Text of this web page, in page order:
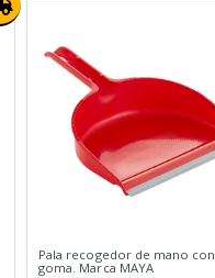
Pala recogedor de mano con
goma. Marca MAYA